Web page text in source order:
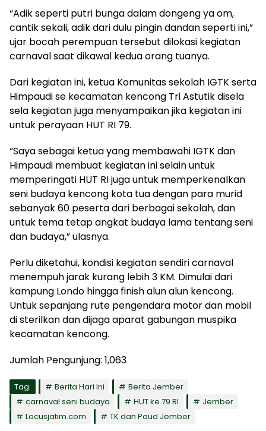
“Adik seperti putri bunga dalam dongeng ya om,
cantik sekali, adik dari dulu pingin dandan seperti ini,”
ujar bocah perempuan tersebut dilokasi kegiatan
carnaval saat dikawal kedua orang tuanya.
Dari kegiatan ini, ketua Komunitas sekolah IGTK serta
Himpaudi se kecamatan kencong Tri Astutik disela
sela kegiatan juga menyampaikan jika kegiatan ini
untuk perayaan HUT RI 79.
“Saya sebagai ketua yang membawahi IGTK dan
Himpaudi membuat kegiatan ini selain untuk
memperingati HUT RI juga untuk memperkenalkan
seni budaya kencong kota tua dengan para murid
sebanyak 60 peserta dari berbagai sekolah, dan
untuk tema tetap angkat budaya lama tentang seni
dan budaya,” ulasnya.
Perlu diketahui, kondisi kegiatan sendiri carnaval
menempuh jarak kurang lebih 3 KM. Dimulai dari
kampung Londo hingga finish alun alun kencong.
Untuk sepanjang rute pengendara motor dan mobil
di sterilkan dan dijaga aparat gabungan muspika
kecamatan kencong.
Jumlah Pengunjung: 1,063
Tag: Berita Hari Ini
Berita Jember
carnaval seni budaya
HUT ke 79 RI
Jember
Locusjatim.com
TK dan Paud Jember